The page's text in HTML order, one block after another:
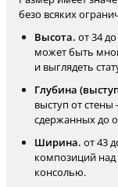
безо всяких
Высота. от 34
может быть
и выглядеть
Глубина
выступ от
сдержанных до
Ширина. от 43
композиций
консолью.